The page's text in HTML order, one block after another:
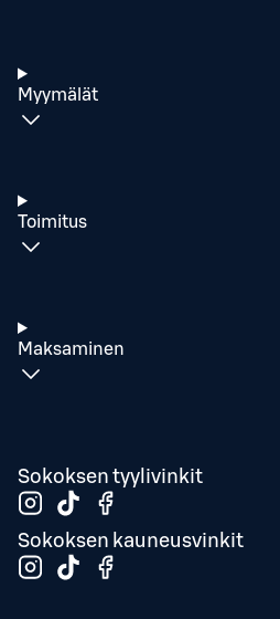
Myymälät
Toimitus
Maksaminen
Sokoksen tyylivinkit
Sokoksen kauneusvinkit